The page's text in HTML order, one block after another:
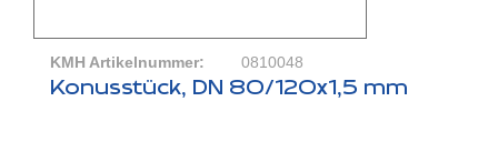
KMH Artikelnummer: 0810048
Konusstück, DN 80/120x1,5 mm